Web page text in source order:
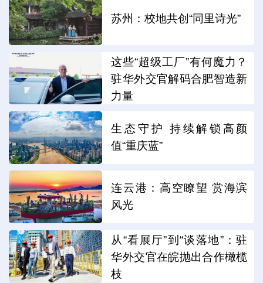
苏州：校地共创“同里诗光”
这些“超级工厂”有何魔力？
驻华外交官解码合肥智造新
力量
生态守护 持续解锁高颜
值“重庆蓝”
连云港：高空瞭望 赏海滨
风光
从“看展厅”到“谈落地”：驻
华外交官在皖抛出合作橄榄
枝